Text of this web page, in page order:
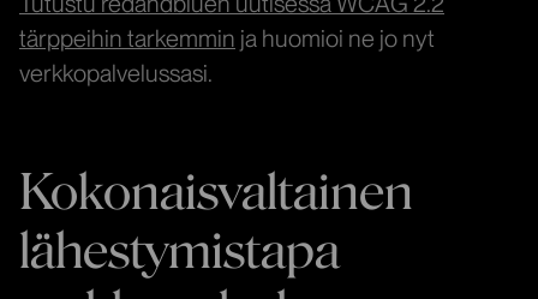
tärppeihin tarkemmin ja huomioi ne jo nyt
verkkopalvelussasi.
Kokonaisvaltainen
lähestymistapa